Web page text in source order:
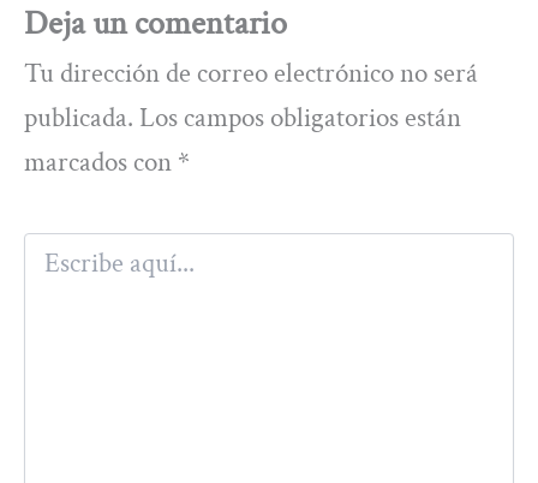
Deja un comentario
Tu dirección de correo electrónico no será
publicada. Los campos obligatorios están
marcados con *
Escribe
aquí...